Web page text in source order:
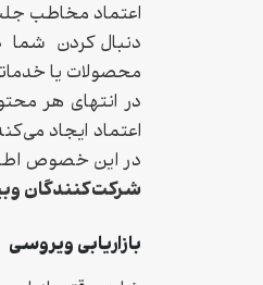
اعتماد مخاطب
دنبال کردن
محصولات یا
در انتهای هر
اعتماد ایجاد
در این خصوص
شرکت‌کنندگان
بازاریابی ویروسی